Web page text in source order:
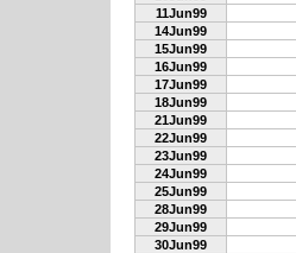
11Jun99
14Jun99
15Jun99
16Jun99
17Jun99
18Jun99
21Jun99
22Jun99
23Jun99
24Jun99
25Jun99
28Jun99
29Jun99
30Jun99